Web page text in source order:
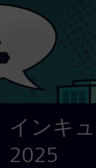
インキ
2025